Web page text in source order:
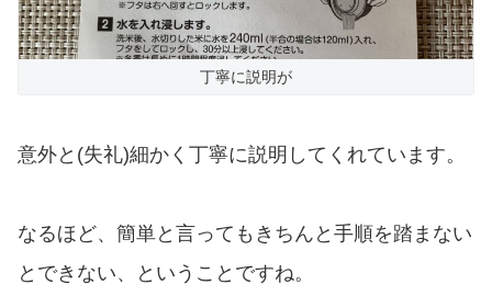
丁寧に説明が
意外と(失礼)細かく丁寧に説明してくれています。
なるほど、簡単と言ってもきちんと手順を踏まない
とできない、ということですね。